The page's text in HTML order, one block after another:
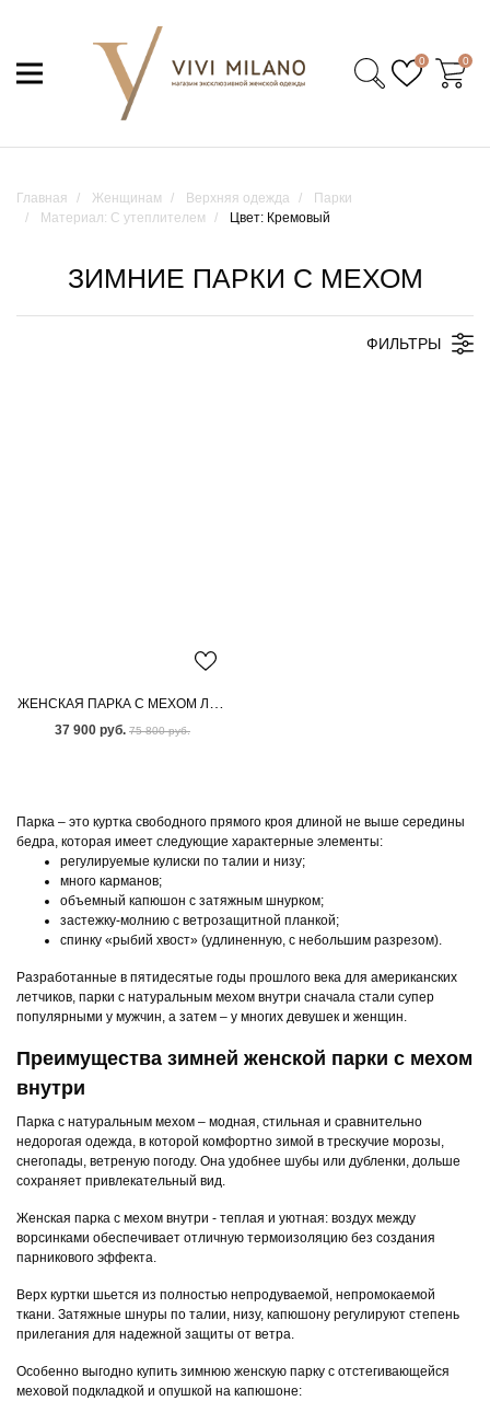
0 0
Главная Женщинам Верхняя одежда
Парки
Материал: С утеплителем
Цвет: Кремовый
ЗИМНИЕ ПАРКИ С МЕХОМ
ФИЛЬТРЫ
ЖЕНСКАЯ ПАРКА С МЕХОМ ЛИСЫ
37 900 руб. 75 800 руб.
Парка – это куртка свободного прямого кроя длиной не выше середины
бедра, которая имеет следующие характерные элементы:
регулируемые кулиски по талии и низу;
много карманов;
объемный капюшон с затяжным шнурком;
застежку-молнию с ветрозащитной планкой;
спинку «рыбий хвост» (удлиненную, с небольшим разрезом).
Разработанные в пятидесятые годы прошлого века для американских
летчиков, парки с натуральным мехом внутри сначала стали супер
популярными у мужчин, а затем – у многих девушек и женщин.
Преимущества зимней женской парки с мехом
внутри
Парка с натуральным мехом – модная, стильная и сравнительно
недорогая одежда, в которой комфортно зимой в трескучие морозы,
снегопады, ветреную погоду. Она удобнее шубы или дубленки, дольше
сохраняет привлекательный вид.
Женская парка с мехом внутри - теплая и уютная: воздух между
ворсинками обеспечивает отличную термоизоляцию без создания
парникового эффекта.
Верх куртки шьется из полностью непродуваемой, непромокаемой
ткани. Затяжные шнуры по талии, низу, капюшону регулируют степень
прилегания для надежной защиты от ветра.
Особенно выгодно купить зимнюю женскую парку с отстегивающейся
меховой подкладкой и опушкой на капюшоне: